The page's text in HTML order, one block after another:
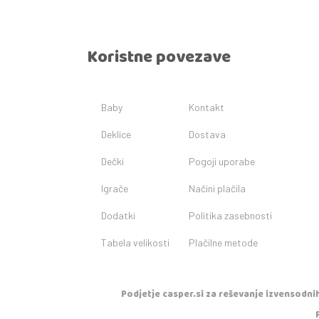
Koristne povezave
Baby
Deklice
Dečki
Igrače
Dodatki
Tabela velikosti
Kontakt
Dostava
Pogoji uporabe
Načini plačila
Politika zasebnosti
Plačilne metode
Podjetje casper.si za reševanje